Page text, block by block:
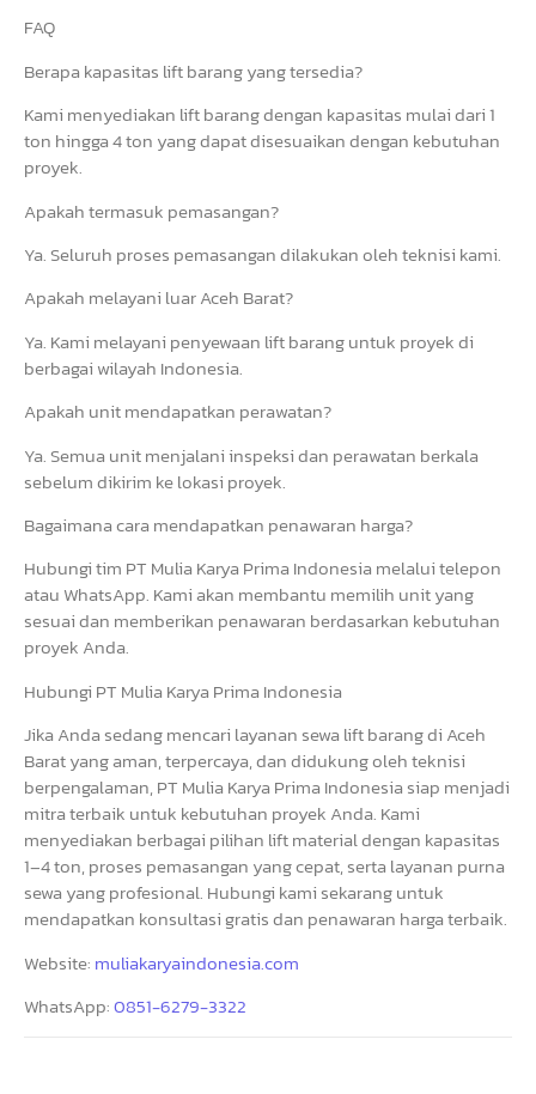
FAQ
Berapa kapasitas lift barang yang tersedia?
Kami menyediakan lift barang dengan kapasitas mulai dari 1
ton hingga 4 ton yang dapat disesuaikan dengan kebutuhan
proyek.
Apakah termasuk pemasangan?
Ya. Seluruh proses pemasangan dilakukan oleh teknisi kami.
Apakah melayani luar Aceh Barat?
Ya. Kami melayani penyewaan lift barang untuk proyek di
berbagai wilayah Indonesia.
Apakah unit mendapatkan perawatan?
Ya. Semua unit menjalani inspeksi dan perawatan berkala
sebelum dikirim ke lokasi proyek.
Bagaimana cara mendapatkan penawaran harga?
Hubungi tim PT Mulia Karya Prima Indonesia melalui telepon
atau WhatsApp. Kami akan membantu memilih unit yang
sesuai dan memberikan penawaran berdasarkan kebutuhan
proyek Anda.
Hubungi PT Mulia Karya Prima Indonesia
Jika Anda sedang mencari layanan sewa lift barang di Aceh
Barat yang aman, terpercaya, dan didukung oleh teknisi
berpengalaman, PT Mulia Karya Prima Indonesia siap menjadi
mitra terbaik untuk kebutuhan proyek Anda. Kami
menyediakan berbagai pilihan lift material dengan kapasitas
1–4 ton, proses pemasangan yang cepat, serta layanan purna
sewa yang profesional. Hubungi kami sekarang untuk
mendapatkan konsultasi gratis dan penawaran harga terbaik.
Website: muliakaryaindonesia.com
WhatsApp:0851-6279-3322